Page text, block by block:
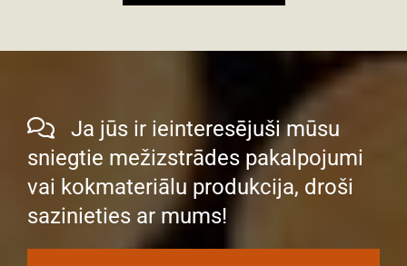
 Ja jūs ir ieinteresējuši mūsu
sniegtie mežizstrādes pakalpojumi
vai kokmateriālu produkcija, droši
sazinieties ar mums!